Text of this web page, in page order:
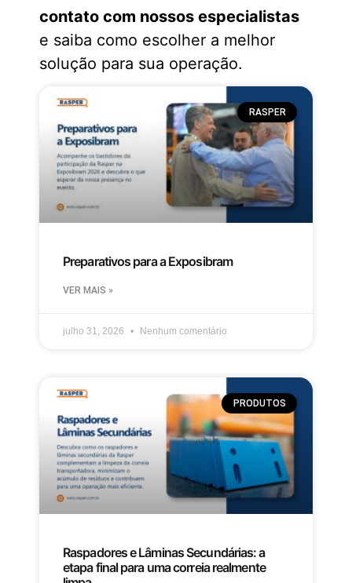
contato com nossos especialistas
e saiba como escolher a melhor
solução para sua operação.
RASPER
Preparativos para a Exposibram
VER MAIS »
julho 31, 2026 Nenhum comentário
PRODUTOS
Raspadores e Lâminas Secundárias: a
etapa final para uma correia realmente